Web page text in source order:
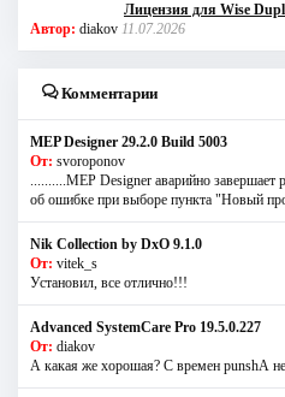
Лицензия для Wise
Автор: diakov 11.07.2026
Комментарии
MEP Designer 29.2.0 Build 5003
От: svoroponov
..........MEP Designer аварийно
об ошибке при выборе пункта "Новый
Nik Collection by DxO 9.1.0
От: vitek_s
Установил, все отлично!!!
Advanced SystemCare Pro 19.5.0.227
От: diakov
А какая же хорошая? С времен punshА не